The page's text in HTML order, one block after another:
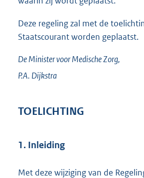
Deze regeling zal met de
Staatscourant worden geplaatst.
De Minister voor Medische Zorg,
P.A. Dijkstra
TOELICHTING
1. Inleiding
Met deze wijziging van de